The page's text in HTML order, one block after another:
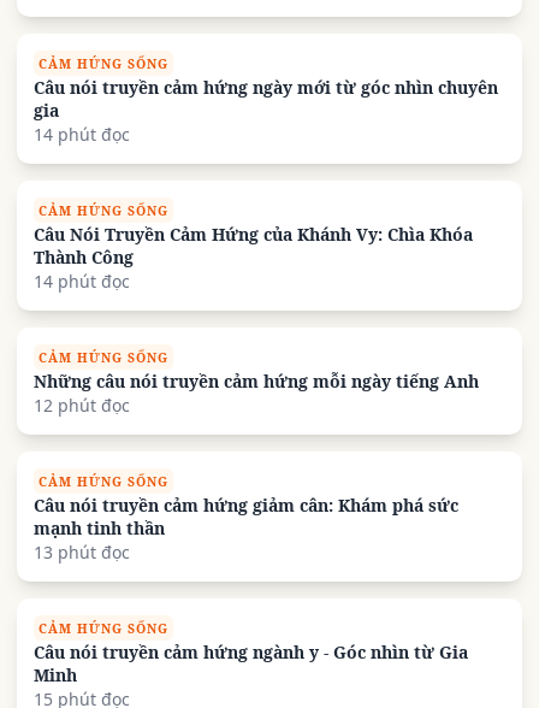
CẢM HỨNG SỐNG
Câu nói truyền cảm hứng ngày mới từ góc nhìn chuyên
gia
14 phút đọc
CẢM HỨNG SỐNG
Câu Nói Truyền Cảm Hứng của Khánh Vy: Chìa Khóa
Thành Công
14 phút đọc
CẢM HỨNG SỐNG
Những câu nói truyền cảm hứng mỗi ngày tiếng Anh
12 phút đọc
CẢM HỨNG SỐNG
Câu nói truyền cảm hứng giảm cân: Khám phá sức
mạnh tinh thần
13 phút đọc
CẢM HỨNG SỐNG
Câu nói truyền cảm hứng ngành y - Góc nhìn từ Gia
Minh
15 phút đọc